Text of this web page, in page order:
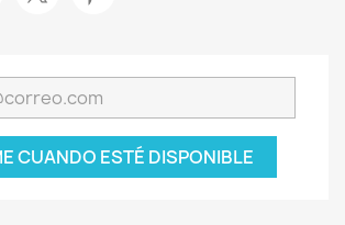
CUANDO ESTÉ DISPONIBLE